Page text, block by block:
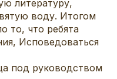
литературу,
воду. Итогом
то, что ребята
Исповедоваться
под руководством